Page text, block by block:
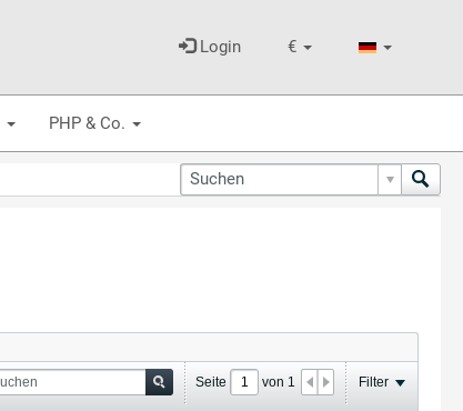
€
Login
PHP & Co.
Seite von 1 Filter